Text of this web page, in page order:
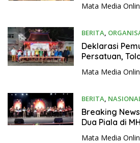
Mata Media
BERITA,
04/09/2025
Deklarasi
Persatuan,
Mata Media
BERITA,
02/09/2025
Breaking
Dua Piala di
Mata Media